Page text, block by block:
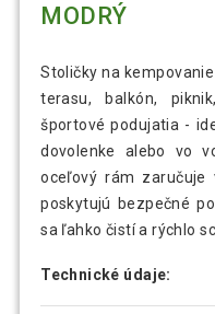
MODRÝ
Stoličky na
terasu, balkón,
športové podujatia -
dovolenke alebo vo
oceľový rám zaručuje
poskytujú bezpečné
sa ľahko čistí a rýchlo
Technické údaje: